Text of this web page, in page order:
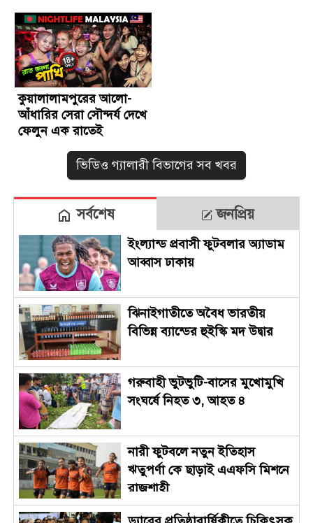
কুয়ালালামপুরের আলো-
আঁধারির সেরা সৌন্দর্য দেখে
ফেলুন এক রাতেই
ভিডিও গ্যালারী বিভাগের সব খবর
সর্বশেষ জনপ্রিয়
ইংল্যান্ড প্রবাসী ফুটবলার অ্যাডাম
আব্বাস ঢাকায়
ঝিনাইগাতীতে অবৈধ ভারতীয়
বিভিন্ন ব্যান্ডের হুইস্কি মদ উদ্বার
গরুবাহী ভুটভুটি-বাসের মুখোমুখি
সংঘর্ষে নিহত ৩, আহত ৪
নারী ফুটবলে নতুন ইতিহাস
ঋতুপর্ণা কে ছাড়াই এএফসি মিশনে
রাজশাহী